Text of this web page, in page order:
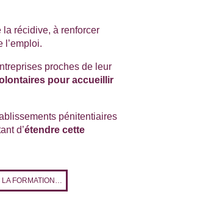
la récidive, à renforcer
l’emploi.
proches de leur
pour accueillir
pénitentiaires
d’étendre cette
FORMATION…